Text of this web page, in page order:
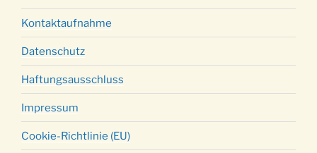
Kontaktaufnahme
Datenschutz
Haftungsausschluss
Impressum
Cookie-Richtlinie (EU)